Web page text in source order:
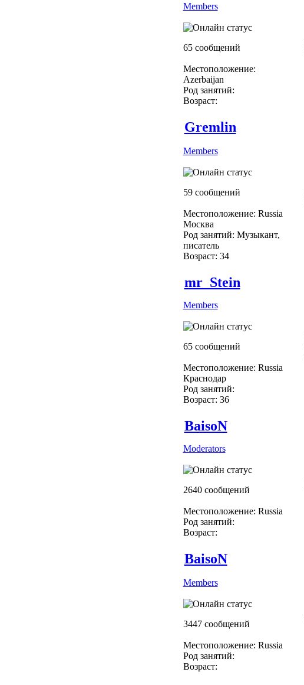
Members
65 сообщений
Местоположение:
Azerbaijan
Род занятий:
Возраст:
Gremlin
Members
59 сообщений
Местоположение: Russia
Москва
Род занятий: Музыкант,
писатель
Возраст: 34
mr_Stein
Members
65 сообщений
Местоположение: Russia
Краснодар
Род занятий:
Возраст: 36
BaisoN
Moderators
2640 сообщений
Местоположение: Russia
Род занятий:
Возраст:
BaisoN
Members
3447 сообщений
Местоположение: Russia
Род занятий:
Возраст: